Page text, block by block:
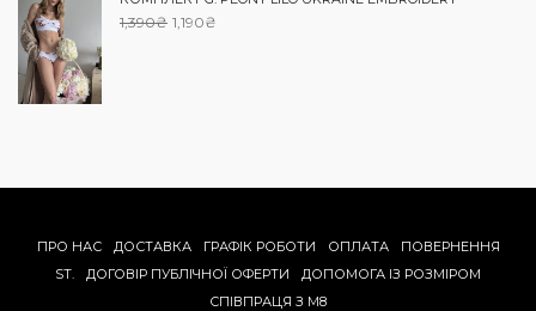
1,390₴ 1,190₴
ПРО НАС ДОСТАВКА ГРАФІК РОБОТИ ОПЛАТА
ПОВЕРНЕННЯ
ST.
ДОГОВІР ПУБЛІЧНОЇ ОФЕРТИ
ДОПОМОГА IЗ РОЗМIРОМ
СПІВПРАЦЯ З M8